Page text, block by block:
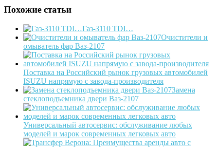
Похожие статьи
Газ-3110 TDI…
Очистители и
омыватель фар Ваз-2107
Поставка на Российский рынок грузовых автомобилей
ISUZU напрямую с завода-производителя
Замена
стеклоподъемника двери Ваз-2107
Универсальный автосервис: обслуживание любых
моделей и марок современных легковых авто